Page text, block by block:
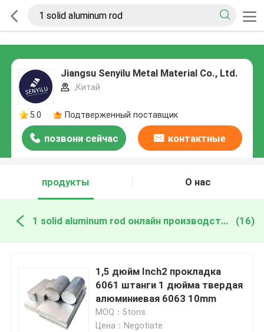
Jiangsu Senyilu Metal Material Co., Ltd.
,Китай
5.0 Подтверженный поставщик
позвони сейчас контактные
продукты
О нас
1 solid aluminum rod онлайн производство (16)
1,5 дюйм Inch2 прокладка
6061 штанги 1 дюйма твердая
алюминиевая 6063 10mm
MOQ：5tons
Цена：Negotiate